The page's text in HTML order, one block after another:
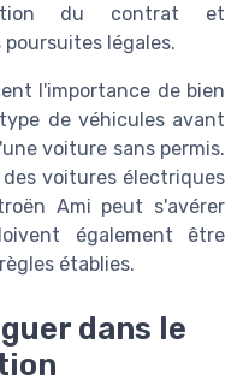
du contrat et
légales.
l'importance de bien
de véhicules avant
voiture sans permis.
voitures électriques
Ami peut s'avérer
également être
établies.
dans le